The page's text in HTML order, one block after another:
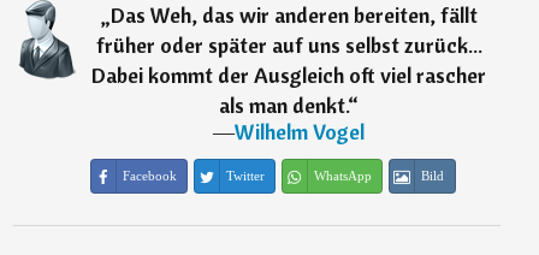
„Das Weh, das wir anderen bereiten, fällt
früher oder später auf uns selbst zurück...
Dabei kommt der Ausgleich oft viel rascher
als man denkt.“
―Wilhelm Vogel
Facebook Twitter WhatsApp Bild